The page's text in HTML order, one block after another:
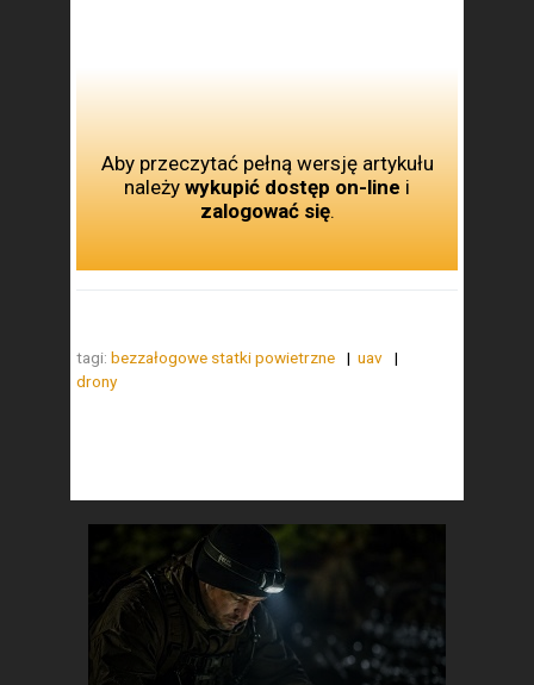
Aby przeczytać pełną wersję artykułu
należy wykupić dostęp on-line i
zalogować się.
tagi: bezzałogowe statki powietrzne
uav
drony